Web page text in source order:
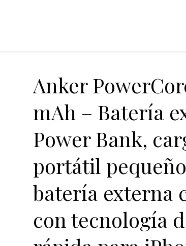
Anker
mAh – Batería
Power Bank,
portátil
batería externa
con tecnología